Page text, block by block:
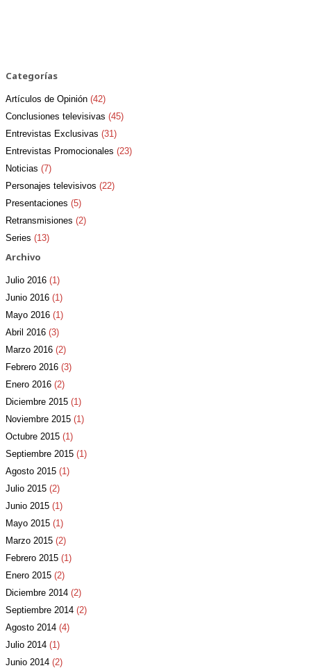
Categorías
Artículos de Opinión (42)
Conclusiones televisivas (45)
Entrevistas Exclusivas (31)
Entrevistas Promocionales (23)
Noticias (7)
Personajes televisivos (22)
Presentaciones (5)
Retransmisiones (2)
Series (13)
Archivo
Julio 2016 (1)
Junio 2016 (1)
Mayo 2016 (1)
Abril 2016 (3)
Marzo 2016 (2)
Febrero 2016 (3)
Enero 2016 (2)
Diciembre 2015 (1)
Noviembre 2015 (1)
Octubre 2015 (1)
Septiembre 2015 (1)
Agosto 2015 (1)
Julio 2015 (2)
Junio 2015 (1)
Mayo 2015 (1)
Marzo 2015 (2)
Febrero 2015 (1)
Enero 2015 (2)
Diciembre 2014 (2)
Septiembre 2014 (2)
Agosto 2014 (4)
Julio 2014 (1)
Junio 2014 (2)